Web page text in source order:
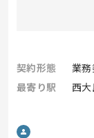
契約形態
業務
最寄り駅
西